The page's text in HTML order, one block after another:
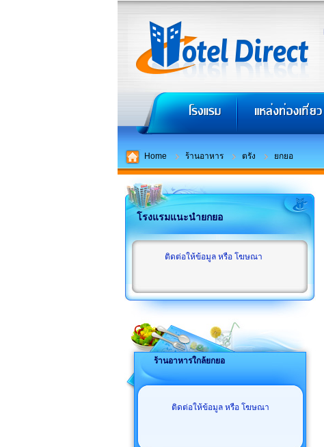
Home ร้านอาหาร ตรัง ยกยอ
โรงแรมแนะนำยกยอ
ติดต่อให้ข้อมูล หรือ โฆษณา
ร้านอาหารใกล้ยกยอ
ติดต่อให้ข้อมูล หรือ โฆษณา